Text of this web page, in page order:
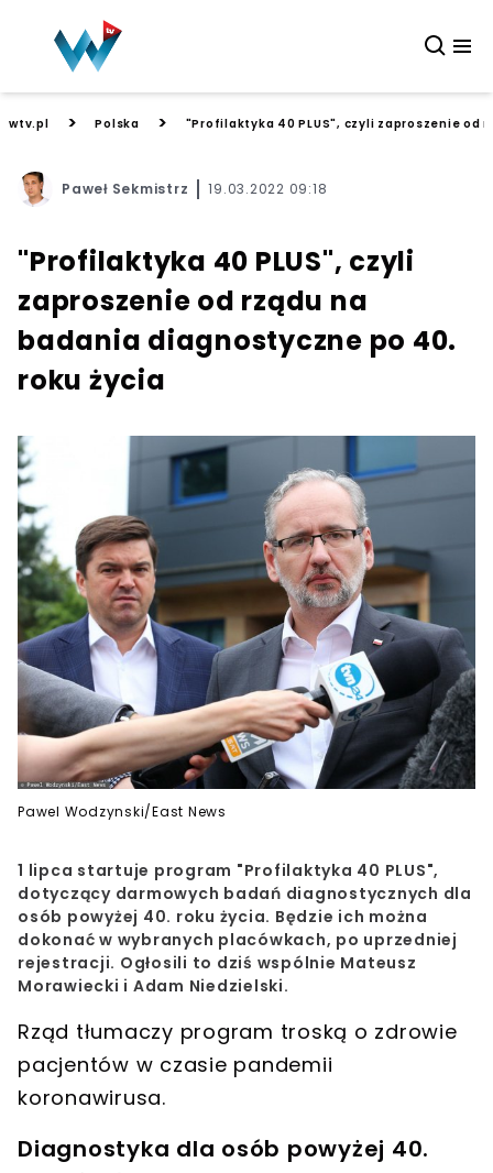
wtv.pl > Polska > "Profilaktyka 40 PLUS", czyli zaproszenie od
Paweł Sekmistrz 19.03.2022 09:18
"Profilaktyka 40 PLUS", czyli
zaproszenie od rządu na
badania diagnostyczne po 40.
roku życia
Pawel Wodzynski/East News
1 lipca startuje program "Profilaktyka 40 PLUS",
dotyczący darmowych badań diagnostycznych dla
osób powyżej 40. roku życia. Będzie ich można
dokonać w wybranych placówkach, po uprzedniej
rejestracji. Ogłosili to dziś wspólnie Mateusz
Morawiecki i Adam Niedzielski.
Rząd tłumaczy program troską o zdrowie
pacjentów w czasie pandemii
koronawirusa.
Diagnostyka dla osób powyżej 40.